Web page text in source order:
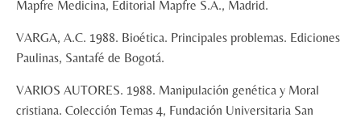
Mapfre Medicina, Editorial Mapfre S.A., Madrid.
VARGA, A.C. 1988. Bioética. Principales problemas. Ediciones
Paulinas, Santafé de Bogotá.
VARIOS AUTORES. 1988. Manipulación genética y Moral
cristiana. Colección Temas 4, Fundación Universitaria San